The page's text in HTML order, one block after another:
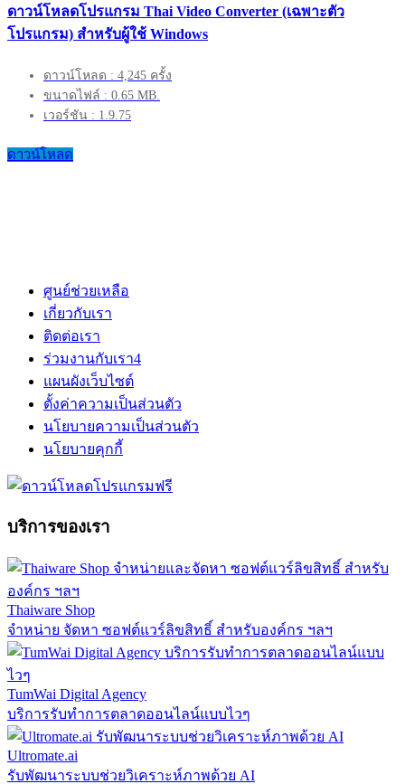
ดาวน์โหลดโปรแกรม Thai Video Converter (เฉพาะตัว
โปรแกรม) สำหรับผู้ใช้ Windows
ดาวน์โหลด : 4,245 ครั้ง
ขนาดไฟล์ : 0.65 MB.
เวอร์ชัน : 1.9.75
ดาวน์โหลด
ศูนย์ช่วยเหลือ
เกี่ยวกับเรา
ติดต่อเรา
ร่วมงานกับเรา4
แผนผังเว็บไซต์
ตั้งค่าความเป็นส่วนตัว
นโยบายความเป็นส่วนตัว
นโยบายคุกกี้
บริการของเรา
Thaiware Shop
จำหน่าย จัดหา ซอฟต์แวร์ลิขสิทธิ์ สำหรับองค์กร ฯลฯ
TumWai Digital Agency
บริการรับทำการตลาดออนไลน์แบบไวๆ
Ultromate.ai
รับพัฒนาระบบช่วยวิเคราะห์ภาพด้วย AI